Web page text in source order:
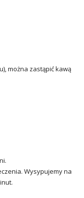
można zastąpić kawą
Wysypujemy na